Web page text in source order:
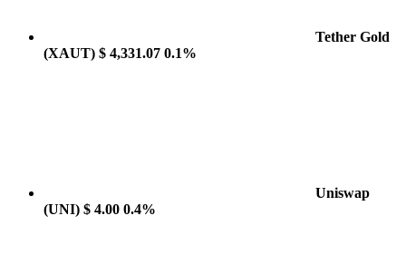
Tether Gold
(XAUT) $ 4,331.07 0.1%
Uniswap
(UNI) $ 4.00 0.4%